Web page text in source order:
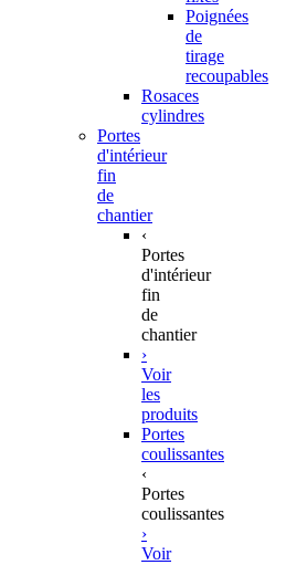
Poignées
de
tirage
recoupables
Rosaces
cylindres
Portes
d'intérieur
fin
de
chantier
‹
Portes
d'intérieur
fin
de
chantier
›
Voir
les
produits
Portes
coulissantes
‹
Portes
coulissantes
›
Voir